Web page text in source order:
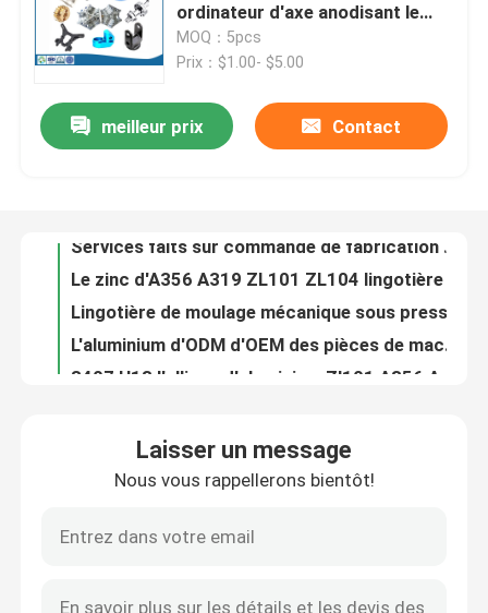
Produits
A propos de nous
Contrôle de la qualité
Contact
L'aluminium moulage mécanique sous pression
Pièces de rechange d'EV
Pièces de usinage de commande numérique par
ordinateur d'axe anodisant le
service de précision
MOQ：5pcs
Prix：$1.00- $5.00
meilleur prix Contact
Services faits sur commande de fabrication de ménage de lingotière de moulage mécanique sous pression d'aluminium d'EICC
8407 H13 l'alliage d'aluminium Zl101 A356 ADC12 de conception de lingotière de moulage mécanique sous pression
Machine en plastique de commande numérique par ordinateur de POM Rapid Prototyping Services Customized d'ABS
Prototype automatique de bâti de pièces de rechange de bâti en plastique industriel de l'ABS PMMA
Laisser un message
Nous vous rappellerons bientôt!